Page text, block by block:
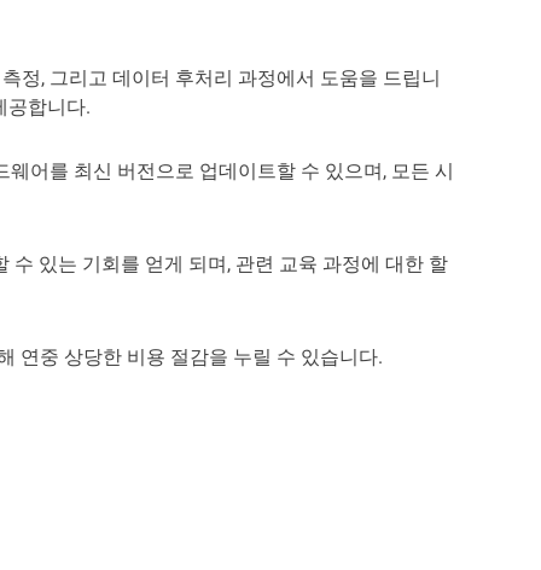
정, 그리고 데이터 후처리 과정에서 도움을 드립니
공합니다.
어를 최신 버전으로 업데이트할 수 있으며, 모든 시
있는 기회를 얻게 되며, 관련 교육 과정에 대한 할
연중 상당한 비용 절감을 누릴 수 있습니다.